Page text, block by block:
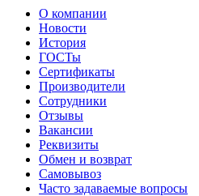
О компании
Новости
История
ГОСТы
Сертификаты
Производители
Сотрудники
Отзывы
Вакансии
Реквизиты
Обмен и возврат
Самовывоз
Часто задаваемые вопросы